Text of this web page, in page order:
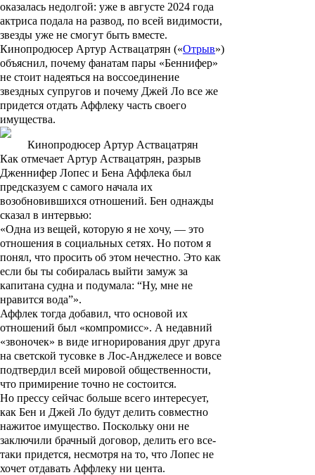
оказалась недолгой: уже в августе 2024 года
актриса подала на развод, по всей видимости,
звезды уже не смогут быть вместе.
Кинопродюсер Артур Аствацатрян («Отрыв»)
объяснил, почему фанатам пары «Беннифер»
не стоит надеяться на воссоединение
звездных супругов и почему Джей Ло все же
придется отдать Аффлеку часть своего
имущества.
Кинопродюсер Артур Аствацатрян
Как отмечает Артур Аствацатрян, разрыв
Дженнифер Лопес и Бена Аффлека был
предсказуем с самого начала их
возобновившихся отношений. Бен однажды
сказал в интервью:
«Одна из вещей, которую я не хочу, — это
отношения в социальных сетях. Но потом я
понял, что просить об этом нечестно. Это как
если бы ты собиралась выйти замуж за
капитана судна и подумала: “Ну, мне не
нравится вода”».
Аффлек тогда добавил, что основой их
отношений был «компромисс». А недавний
«звоночек» в виде игнорирования друг друга
на светской тусовке в Лос-Анджелесе и вовсе
подтвердил всей мировой общественности,
что примирение точно не состоится.
Но прессу сейчас больше всего интересует,
как Бен и Джей Ло будут делить совместно
нажитое имущество. Поскольку они не
заключили брачный договор, делить его все-
таки придется, несмотря на то, что Лопес не
хочет отдавать Аффлеку ни цента.